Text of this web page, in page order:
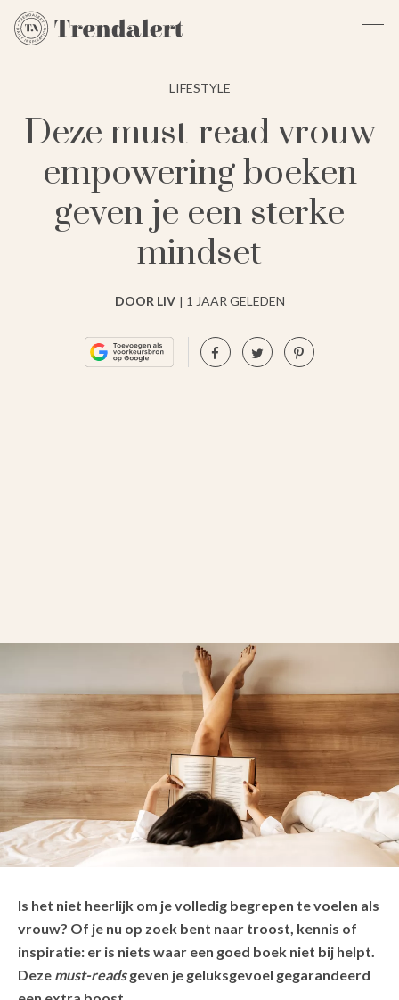
LIFESTYLE
Deze must-read vrouw
empowering boeken
geven je een sterke
mindset
DOOR LIV 1 JAAR GELEDEN
Is het niet heerlijk om je volledig begrepen te voelen als
vrouw? Of je nu op zoek bent naar troost, kennis of
inspiratie: er is niets waar een goed boek niet bij helpt.
Deze must-readsgeven je geluksgevoel gegarandeerd